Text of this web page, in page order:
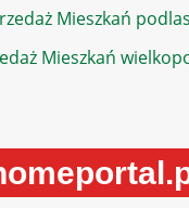
Mieszkań
Mieszkań